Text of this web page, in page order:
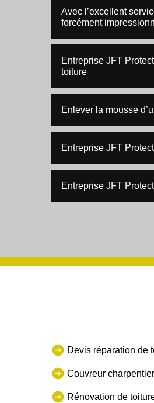
Avec l’excellent
forcément
Entreprise JFT
toiture
Enlever la mousse
Entreprise JFT
Entreprise JFT
Devis réparation de
Couvreur
Rénovation de